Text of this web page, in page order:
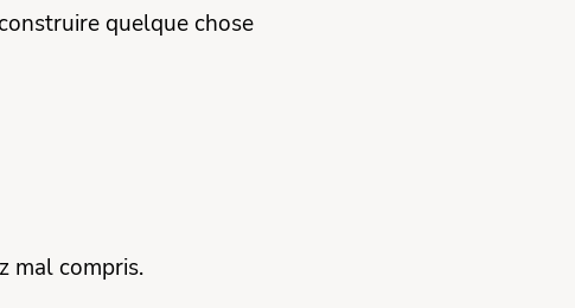
quelque chose
mal compris.